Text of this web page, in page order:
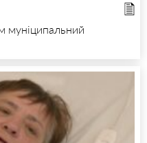
муніципальний